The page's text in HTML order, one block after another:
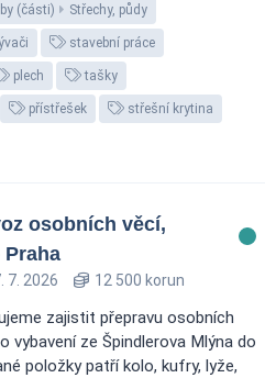
(části) Střechy, půdy
stavební práce
plech tašky
přístřešek střešní krytina
osobních věcí,
7. 2026 12 500 korun
zajistit přepravu osobních
vybavení ze Špindlerova Mlýna do
položky patří kolo, kufry, lyže,